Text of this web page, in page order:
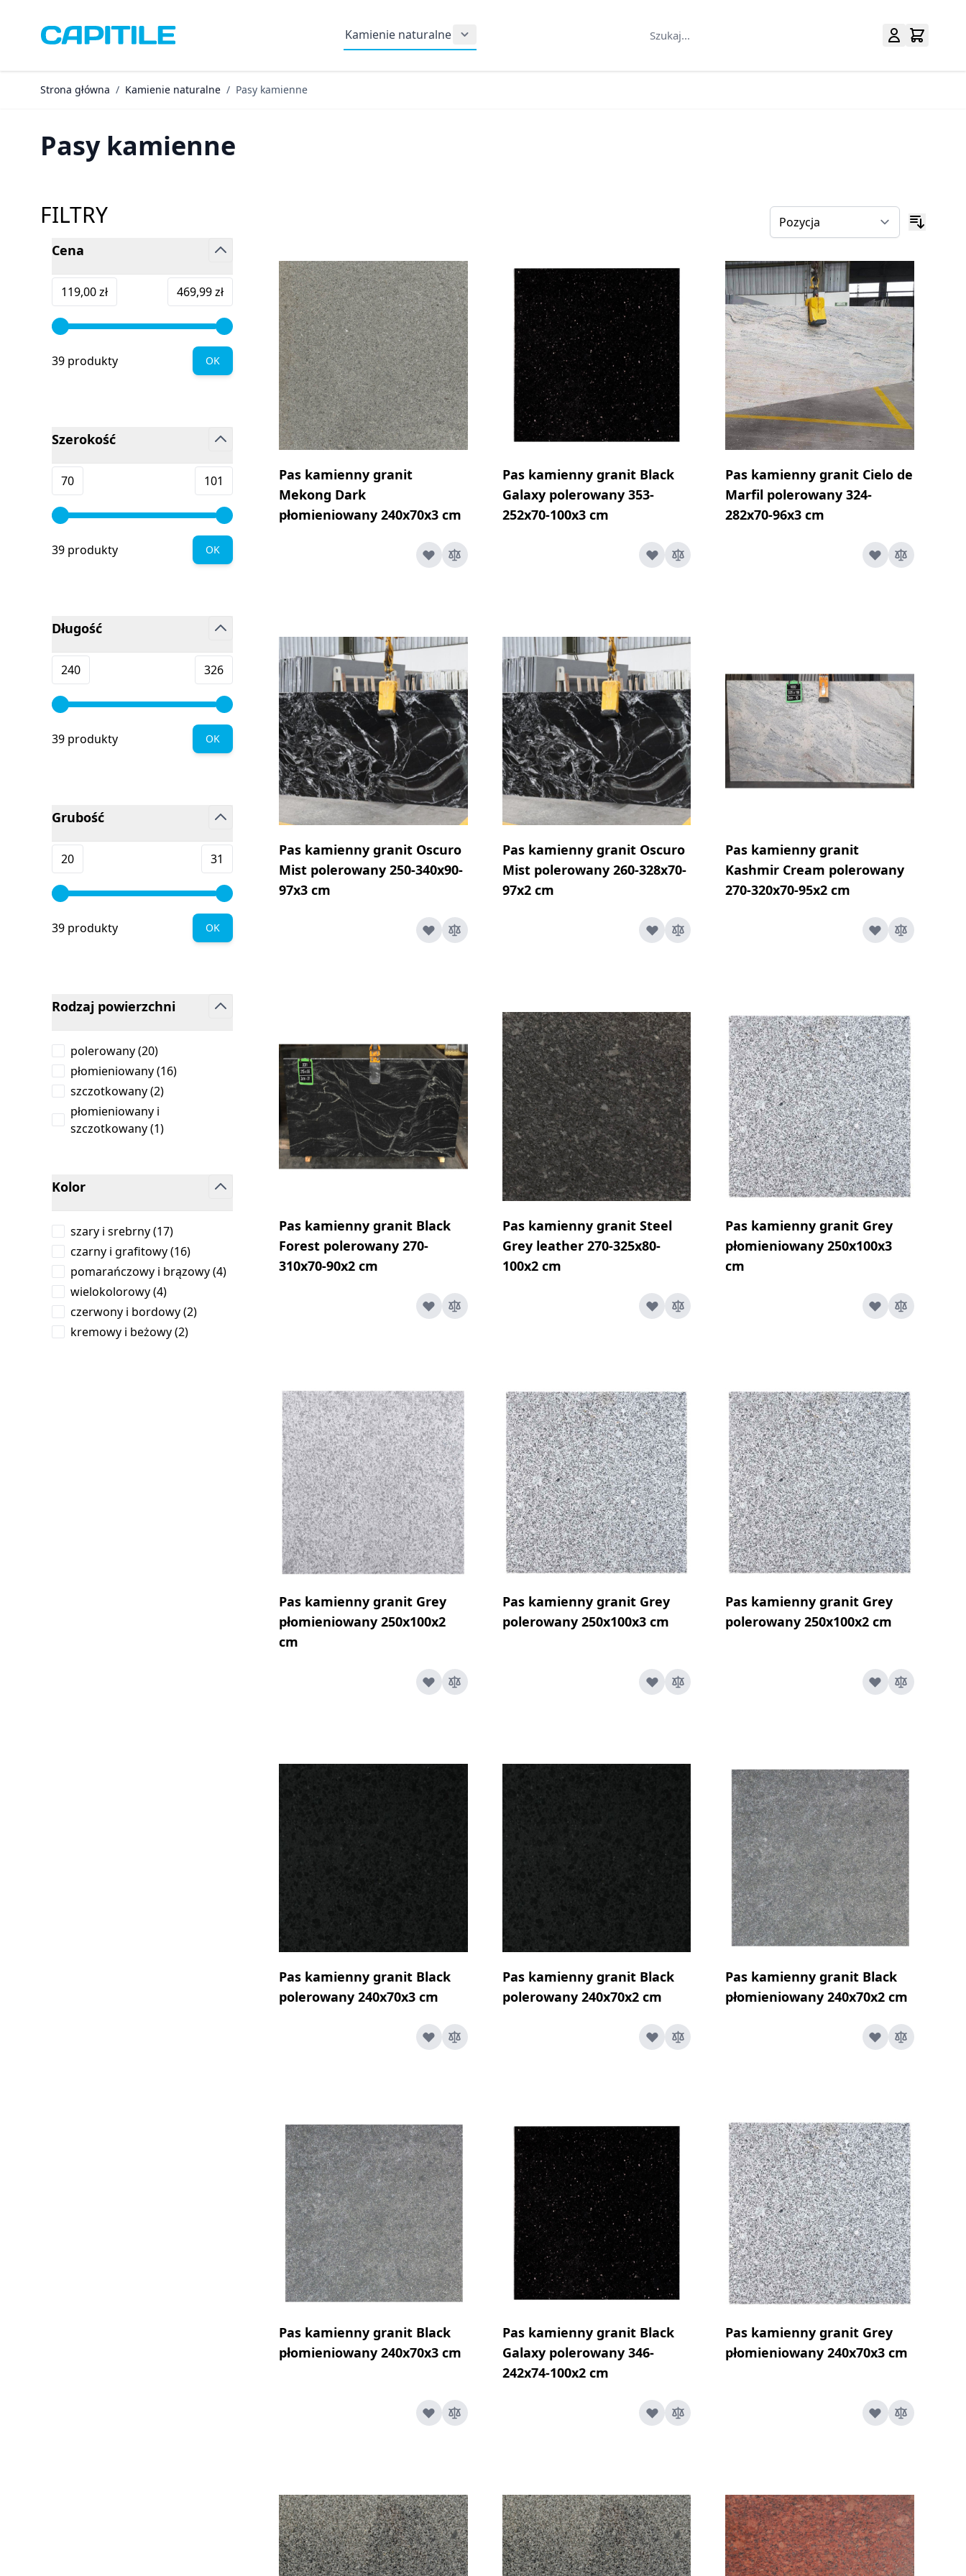
Kamienie naturalne
Show submenu for Kamienie naturalne category
Szukaj...
Strona główna / Kamienie naturalne / Pasy kamienne
Pasy kamienne
FILTRY
Skip to product list
Cena
Minimum value
119,00 zł Maksymalna wartość
469,99 zł
39 produkty OK
Szerokość
Minimum value
70 Maksymalna wartość
101
39 produkty OK
Długość
Minimum value
240 Maksymalna wartość
326
39 produkty OK
Grubość
Minimum value
20 Maksymalna wartość
31
39 produkty OK
Rodzaj powierzchni
polerowany(20products available
)
płomieniowany(16products available
)
szczotkowany(2products available
)
płomieniowany i
szczotkowany(1products available
)
Kolor
szary i srebrny(17products available
)
czarny i grafitowy(16products available
)
pomarańczowy i brązowy(4products available
)
wielokolorowy(4products available
)
czerwony i bordowy(2products available
)
kremowy i beżowy(2products available
)
Pas kamienny granit
Mekong Dark
płomieniowany 240x70x3 cm
Pas kamienny granit Black
Galaxy polerowany 353-
252x70-100x3 cm
Pas kamienny granit Cielo de
Marfil polerowany 324-
282x70-96x3 cm
Pas kamienny granit Oscuro
Mist polerowany 250-340x90-
97x3 cm
Pas kamienny granit Oscuro
Mist polerowany 260-328x70-
97x2 cm
Pas kamienny granit
Kashmir Cream polerowany
270-320x70-95x2 cm
Pas kamienny granit Black
Forest polerowany 270-
310x70-90x2 cm
Pas kamienny granit Steel
Grey leather 270-325x80-
100x2 cm
Pas kamienny granit Grey
płomieniowany 250x100x3
cm
Pas kamienny granit Grey
płomieniowany 250x100x2
cm
Pas kamienny granit Grey
polerowany 250x100x3 cm
Pas kamienny granit Grey
polerowany 250x100x2 cm
Pas kamienny granit Black
polerowany 240x70x3 cm
Pas kamienny granit Black
polerowany 240x70x2 cm
Pas kamienny granit Black
płomieniowany 240x70x2 cm
Pas kamienny granit Black
płomieniowany 240x70x3 cm
Pas kamienny granit Black
Galaxy polerowany 346-
242x74-100x2 cm
Pas kamienny granit Grey
płomieniowany 240x70x3 cm